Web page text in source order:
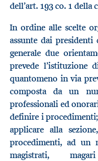
dell’art. 193 co. 1 della
In ordine alle scelte
assunte dai
generale due
prevede l’istituzione
quantomeno in via
composta da un
professionali ed
definire i
applicare alla
procedimenti, ad
magistrati,